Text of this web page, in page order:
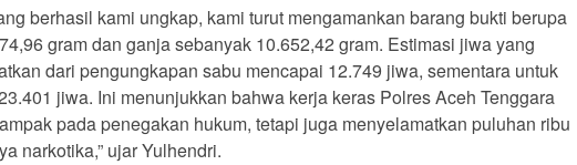
berhasil kami ungkap, kami turut mengamankan barang bukti berupa
gram dan ganja sebanyak 10.652,42 gram. Estimasi jiwa yang
dari pengungkapan sabu mencapai 12.749 jiwa, sementara untuk
jiwa. Ini menunjukkan bahwa kerja keras Polres Aceh Tenggara
pada penegakan hukum, tetapi juga menyelamatkan puluhan ribu
narkotika,” ujar Yulhendri.